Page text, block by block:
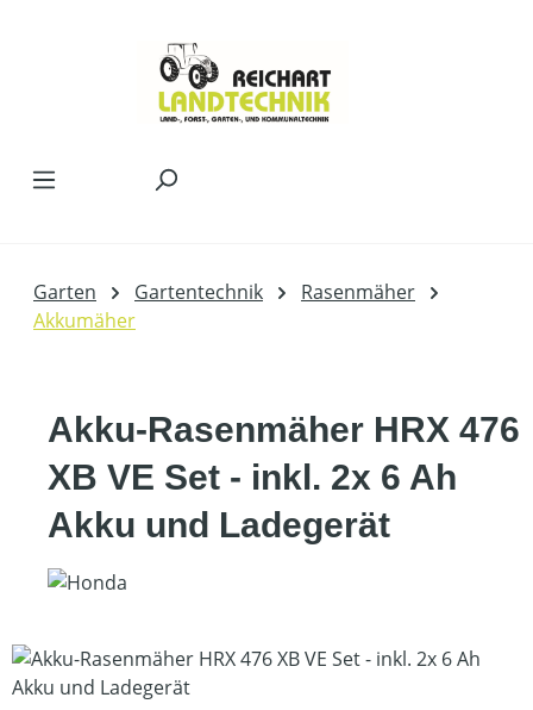
Garten Gartentechnik
Rasenmäher
Akkumäher
Akku-Rasenmäher HRX 476
XB VE Set - inkl. 2x 6 Ah
Akku und Ladegerät
Bildergalerie überspringen